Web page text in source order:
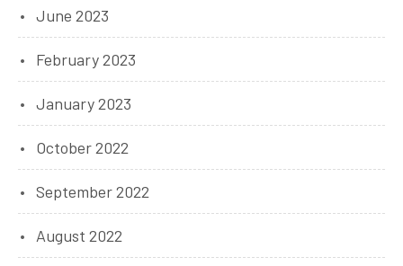
June 2023
February 2023
January 2023
October 2022
September 2022
August 2022